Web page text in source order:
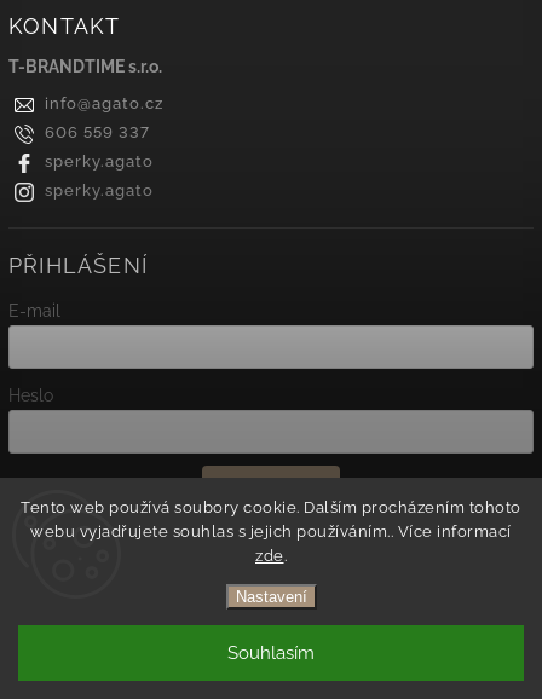
Tento web používá soubory cookie. Dalším procházením tohoto
webu vyjadřujete souhlas s jejich používáním.. Více informací
zde.
Nastavení
Souhlasím
KONTAKT
T-BRANDTIME s.r.o.
info@agato.cz
606 559 337
sperky.agato
sperky.agato
PŘIHLÁŠENÍ
E-mail
Heslo
Nová registrace